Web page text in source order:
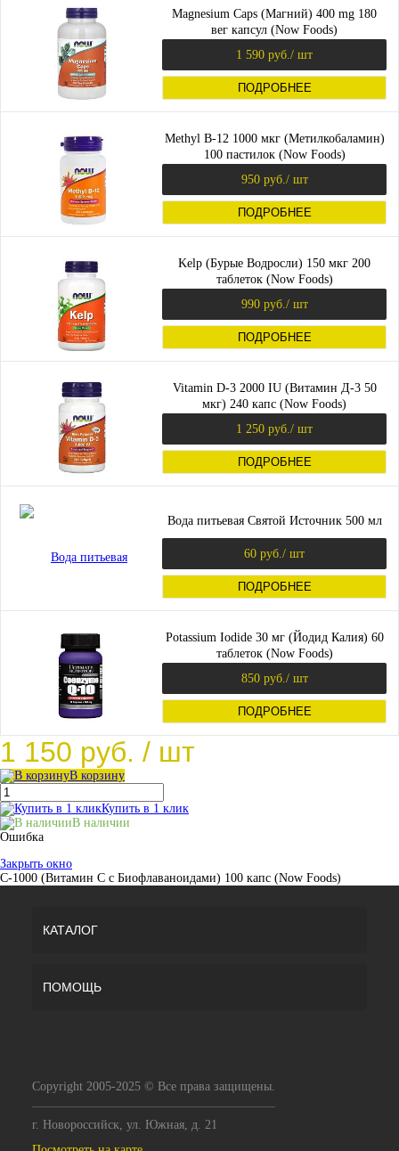
Magnesium Caps (Магний) 400 mg 180
вег капсул (Now Foods)
1 590 руб. / шт
ПОДРОБНЕЕ
Methyl B-12 1000 мкг (Метилкобаламин)
100 пастилок (Now Foods)
950 руб. / шт
ПОДРОБНЕЕ
Kelp (Бурые Водросли) 150 мкг 200
таблеток (Now Foods)
990 руб. / шт
ПОДРОБНЕЕ
Vitamin D-3 2000 IU (Витамин Д-3 50
мкг) 240 капс (Now Foods)
1 250 руб. / шт
ПОДРОБНЕЕ
Вода питьевая Святой Источник 500 мл
60 руб. / шт
ПОДРОБНЕЕ
Potassium Iodide 30 мг (Йодид Калия) 60
таблеток (Now Foods)
850 руб. / шт
ПОДРОБНЕЕ
1 150 руб. / шт
В корзину
Купить в 1 клик
В наличии
Ошибка
Закрыть окно
C-1000 (Витамин С с Биофлаваноидами) 100 капс (Now Foods)
КАТАЛОГ
ПОМОЩЬ
Copyright 2005-2025 © Все права защищены.
г. Новороссийск, ул. Южная, д. 21